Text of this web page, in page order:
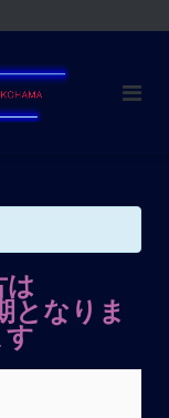
は
となりま